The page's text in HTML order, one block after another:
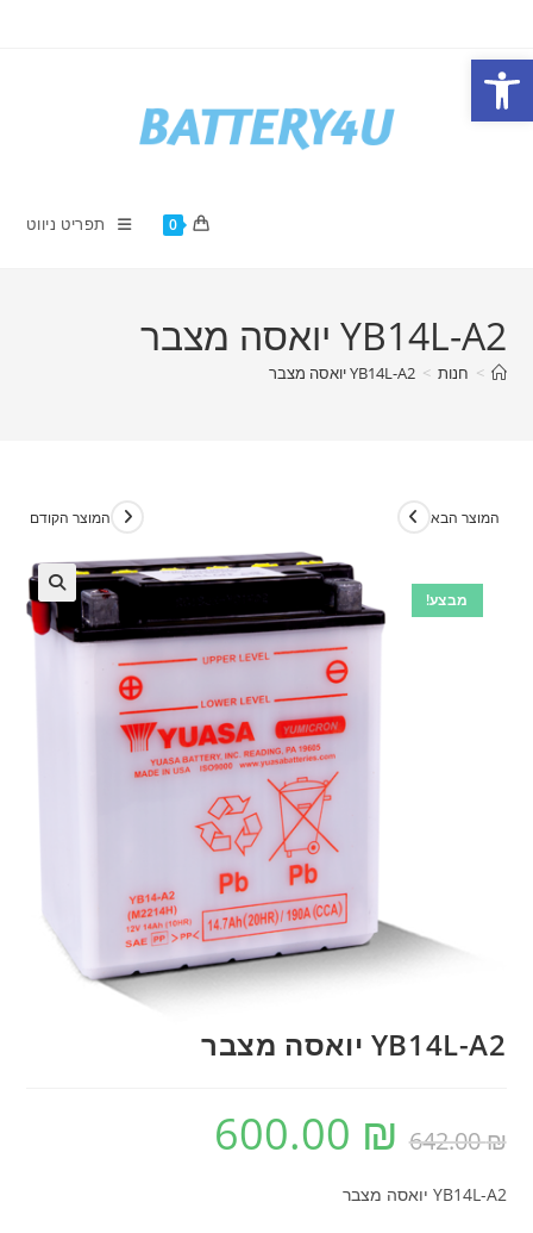
פתח סרגל נגישות
content
0 תפריט ניווט
YB14L-A2 יואסה מצבר
> חנות > YB14L-A2 יואסה מצבר
מבצע!
המוצר הקודם המוצר הבא
🔍
YB14L-A2 יואסה מצבר
642.00₪
המחיר
המקורי
היה: 600.00 ₪
YB14L-A2 יואסה מצבר